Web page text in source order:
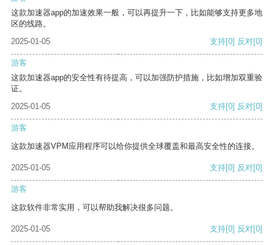
这款加速器app的加速效果一般，可以再提升一下，比如能够支持更多地
区的线路。
2025-01-05
支持[0] 反对[0]
游客
这款加速器app的安全性有待提高，可以加强防护措施，比如增加双重验
证。
2025-01-05
支持[0] 反对[0]
游客
这款加速器VPM应用程序可以给你提供全球覆盖和最高安全性的连接。
2025-01-05 支持[0] 反对[0]
游客
这款软件非常实用，可以帮助我解决很多问题。
2025-01-05 支持[0] 反对[0]